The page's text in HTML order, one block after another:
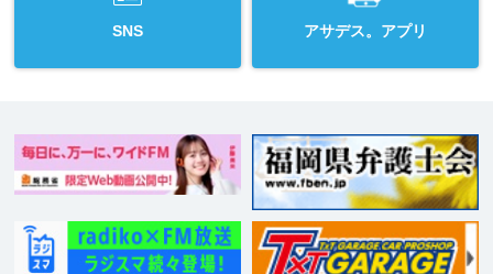
SNS アサデス。アプリ